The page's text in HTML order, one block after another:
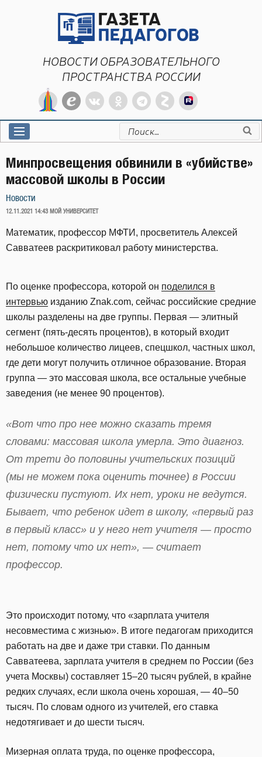
НОВОСТИ ОБРАЗОВАТЕЛЬНОГО
ПРОСТРАНСТВА РОССИИ
Искать:
Минпросвещения обвинили в «убийстве»
массовой школы в России
Новости
ОПУБЛИКОВАНО
12.11.2021 14:43 МОЙ УНИВЕРСИТЕТ
Математик, профессор МФТИ, просветитель Алексей
Савватеев раскритиковал работу министерства.
По оценке профессора, которой он поделился в
интервью изданию Znak.com, сейчас российские средние
школы разделены на две группы. Первая — элитный
сегмент (пять-десять процентов), в который входит
небольшое количество лицеев, спецшкол, частных школ,
где дети могут получить отличное образование. Вторая
группа — это массовая школа, все остальные учебные
заведения (не менее 90 процентов).
«Вот что про нее можно сказать тремя
словами: массовая школа умерла. Это диагноз.
От трети до половины учительских позиций
(мы не можем пока оценить точнее) в России
физически пустуют. Их нет, уроки не ведутся.
Бывает, что ребенок идет в школу, «первый раз
в первый класс» и у него нет учителя — просто
нет, потому что их нет», — считает
профессор.
Это происходит потому, что «зарплата учителя
несовместима с жизнью». В итоге педагогам приходится
работать на две и даже три ставки. По данным
Савватеева, зарплата учителя в среднем по России (без
учета Москвы) составляет 15–20 тысяч рублей, в крайне
редких случаях, если школа очень хорошая, — 40–50
тысяч. По словам одного из учителей, его ставка
недотягивает и до шести тысяч.
Мизерная оплата труда, по оценке профессора,